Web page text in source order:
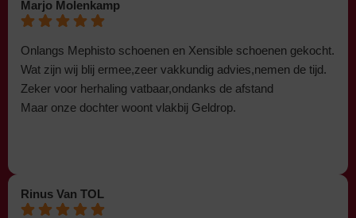
Marjo Molenkamp
Onlangs Mephisto schoenen en Xensible schoenen gekocht.
Wat zijn wij blij ermee,zeer vakkundig advies,nemen de tijd.
Zeker voor herhaling vatbaar,ondanks de afstand
Maar onze dochter woont vlakbij Geldrop.
Rinus Van TOL